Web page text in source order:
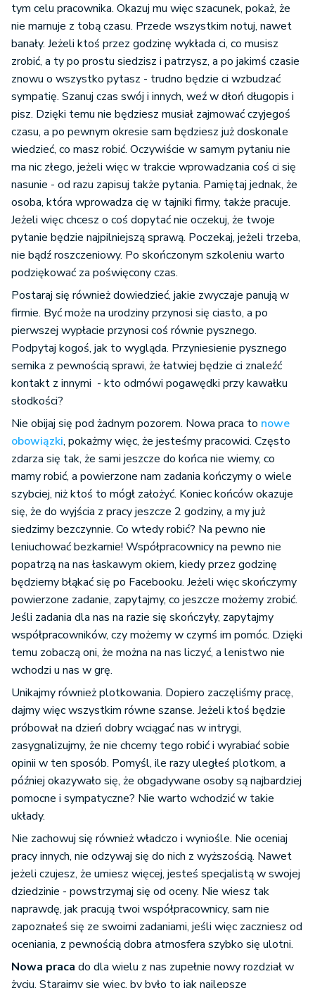
tym celu pracownika. Okazuj mu więc szacunek, pokaż, że
nie marnuje z tobą czasu. Przede wszystkim notuj, nawet
banały. Jeżeli ktoś przez godzinę wykłada ci, co musisz
zrobić, a ty po prostu siedzisz i patrzysz, a po jakimś czasie
znowu o wszystko pytasz - trudno będzie ci wzbudzać
sympatię. Szanuj czas swój i innych, weź w dłoń długopis i
pisz. Dzięki temu nie będziesz musiał zajmować czyjegoś
czasu, a po pewnym okresie sam będziesz już doskonale
wiedzieć, co masz robić. Oczywiście w samym pytaniu nie
ma nic złego, jeżeli więc w trakcie wprowadzania coś ci się
nasunie - od razu zapisuj także pytania. Pamiętaj jednak, że
osoba, która wprowadza cię w tajniki firmy, także pracuje.
Jeżeli więc chcesz o coś dopytać nie oczekuj, że twoje
pytanie będzie najpilniejszą sprawą. Poczekaj, jeżeli trzeba,
nie bądź roszczeniowy. Po skończonym szkoleniu warto
podziękować za poświęcony czas.
Postaraj się również dowiedzieć, jakie zwyczaje panują w
firmie. Być może na urodziny przynosi się ciasto, a po
pierwszej wypłacie przynosi coś równie pysznego.
Podpytaj kogoś, jak to wygląda. Przyniesienie pysznego
sernika z pewnością sprawi, że łatwiej będzie ci znaleźć
kontakt z innymi - kto odmówi pogawędki przy kawałku
słodkości?
Nie obijaj się pod żadnym pozorem. Nowa praca to nowe
obowiązki, pokażmy więc, że jesteśmy pracowici. Często
zdarza się tak, że sami jeszcze do końca nie wiemy, co
mamy robić, a powierzone nam zadania kończymy o wiele
szybciej, niż ktoś to mógł założyć. Koniec końców okazuje
się, że do wyjścia z pracy jeszcze 2 godziny, a my już
siedzimy bezczynnie. Co wtedy robić? Na pewno nie
leniuchować bezkarnie! Współpracownicy na pewno nie
popatrzą na nas łaskawym okiem, kiedy przez godzinę
będziemy błąkać się po Facebooku. Jeżeli więc skończymy
powierzone zadanie, zapytajmy, co jeszcze możemy zrobić.
Jeśli zadania dla nas na razie się skończyły, zapytajmy
współpracowników, czy możemy w czymś im pomóc. Dzięki
temu zobaczą oni, że można na nas liczyć, a lenistwo nie
wchodzi u nas w grę.
Unikajmy również plotkowania. Dopiero zaczęliśmy pracę,
dajmy więc wszystkim równe szanse. Jeżeli ktoś będzie
próbował na dzień dobry wciągać nas w intrygi,
zasygnalizujmy, że nie chcemy tego robić i wyrabiać sobie
opinii w ten sposób. Pomyśl, ile razy uległeś plotkom, a
później okazywało się, że obgadywane osoby są najbardziej
pomocne i sympatyczne? Nie warto wchodzić w takie
układy.
Nie zachowuj się również władczo i wyniośle. Nie oceniaj
pracy innych, nie odzywaj się do nich z wyższością. Nawet
jeżeli czujesz, że umiesz więcej, jesteś specjalistą w swojej
dziedzinie - powstrzymaj się od oceny. Nie wiesz tak
naprawdę, jak pracują twoi współpracownicy, sam nie
zapoznałeś się ze swoimi zadaniami, jeśli więc zaczniesz od
oceniania, z pewnością dobra atmosfera szybko się ulotni.
Nowa praca do dla wielu z nas zupełnie nowy rozdział w
życiu. Starajmy się więc, by było to jak najlepsze